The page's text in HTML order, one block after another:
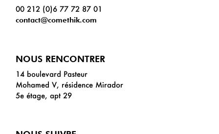
00 212 (0)6 77 72 87 01
contact@comethik.com
NOUS RENCONTRER
14 boulevard Pasteur
Mohamed V, résidence Mirador
5e étage, apt 29